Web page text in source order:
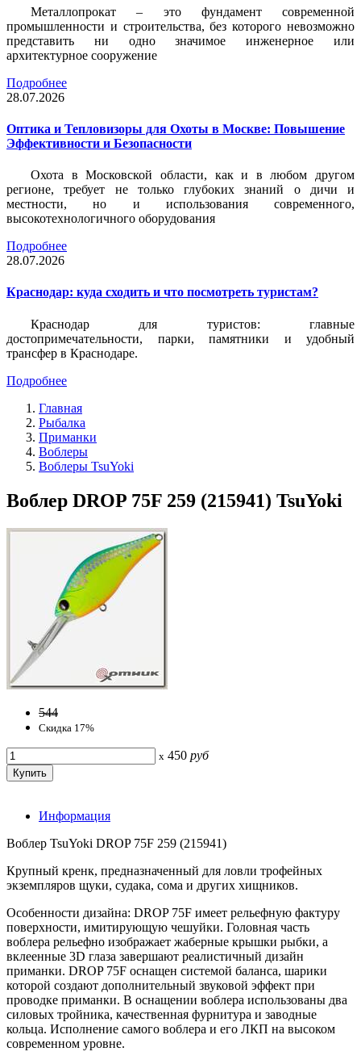
Металлопрокат – это фундамент современной
промышленности и строительства, без которого невозможно
представить ни одно значимое инженерное или
архитектурное сооружение
Подробнее
28.07.2026
Оптика и Тепловизоры для Охоты в Москве: Повышение
Эффективности и Безопасности
Охота в Московской области, как и в любом другом
регионе, требует не только глубоких знаний о дичи и
местности, но и использования современного,
высокотехнологичного оборудования
Подробнее
28.07.2026
Краснодар: куда сходить и что посмотреть туристам?
Краснодар для туристов: главные
достопримечательности, парки, памятники и удобный
трансфер в Краснодаре.
Подробнее
Главная
Рыбалка
Приманки
Воблеры
Воблеры TsuYoki
Воблер DROP 75F 259 (215941) TsuYoki
544
Скидка 17%
x 450 руб
Информация
Воблер TsuYoki DROP 75F 259 (215941)
Крупный кренк, предназначенный для ловли трофейных
экземпляров щуки, судака, сома и других хищников.
Особенности дизайна: DROP 75F имеет рельефную фактуру
поверхности, имитирующую чешуйки. Головная часть
воблера рельефно изображает жаберные крышки рыбки, а
вклеенные 3D глаза завершают реалистичный дизайн
приманки. DROP 75F оснащен системой баланса, шарики
которой создают дополнительный звуковой эффект при
проводке приманки. В оснащении воблера использованы два
силовых тройника, качественная фурнитура и заводные
кольца. Исполнение самого воблера и его ЛКП на высоком
современном уровне.